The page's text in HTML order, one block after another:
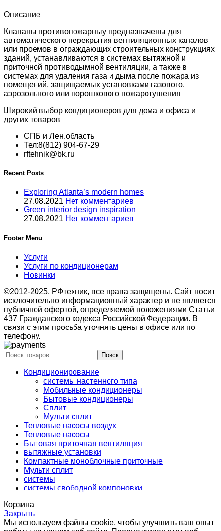
MB230-
0-
0-
MC
Описание
Клапаны противопожарныу предназначены для
автоматического перекрытия вентиляционных каналов
или проемов в ограждающих строительных конструкциях
зданий, устанавливаются в системах вытяжной и
приточной противодымной вентиляции, а также в
системах для удаления газа и дыма после пожара из
помещений, защищаемых установками газового,
аэрозольного или порошкового пожаротушения
Широкий выбор кондиционеров для дома и офиса и
других товаров
СПБ и Лен.область
Тел:8(812) 904-67-29
rftehnik@bk.ru
Recent Posts
Exploring Atlanta’s modern homes
27.08.2021 Нет комментариев
Green interior design inspiration
27.08.2021 Нет комментариев
Footer Menu
Услуги
Услуги по кондиционерам
Новинки
©2012-2025, РФтехник, все права защищены. Сайт носит
исключительно информационный характер и не является
публичной офертой, определяемой положениями Статьи
437 Гражданского кодекса Российской Федерации. В
связи с этим просьба уточнять цены в офисе или по
телефону.
Поиск
Кондиционирование
системы настенного типа
Мобильные кондиционеры
Бытовые кондиционеры
Сплит
Мульти сплит
Тепловые насосы воздух
Тепловые насосы
Бытовая приточная вентиляция
вытяжные установки
Компактные моноблочные приточные
Мульти сплит
системы
системы свободной компоновки
Корзина
Закрыть
Мы используем файлы cookie, чтобы улучшить ваш опыт